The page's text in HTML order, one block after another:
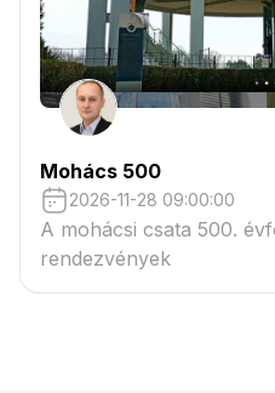
Mohács 500
2026-11-28 09:00:00
A mohácsi csata 500.
rendezvények